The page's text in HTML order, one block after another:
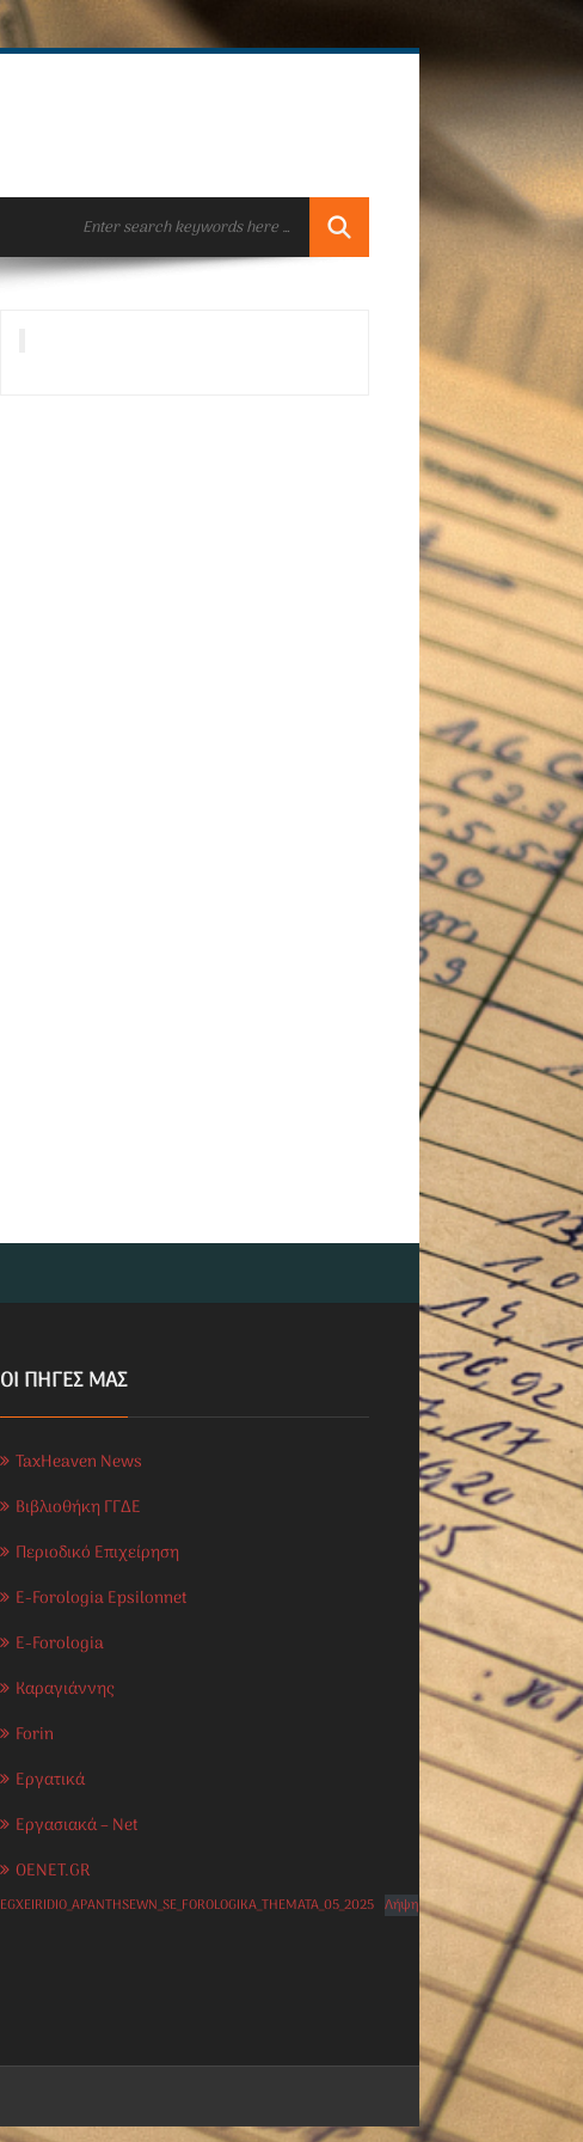
ΟΙ ΠΗΓΕΣ ΜΑΣ
TaxHeaven News
Βιβλιοθήκη ΓΓΔΕ
Περιοδικό Επιχείρηση
E-Forologia Epsilonnet
E-Forologia
Καραγιάννης
Forin
Εργατικά
Εργασιακά – Net
OENET.GR
EGXEIRIDIO_APANTHSEWN_SE_FOROLOGIKA_THEMATA_05_2025 Λήψη